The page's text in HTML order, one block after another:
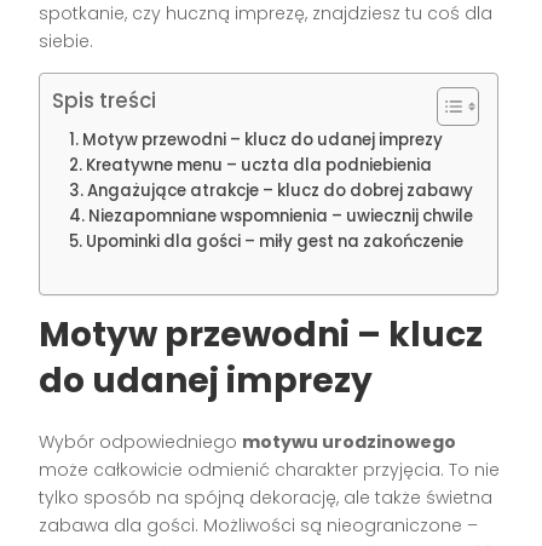
spotkanie, czy huczną imprezę, znajdziesz tu coś dla
siebie.
Spis treści
Motyw przewodni – klucz do udanej imprezy
Kreatywne menu – uczta dla podniebienia
Angażujące atrakcje – klucz do dobrej zabawy
Niezapomniane wspomnienia – uwiecznij chwile
Upominki dla gości – miły gest na zakończenie
Motyw przewodni – klucz
do udanej imprezy
Wybór odpowiedniego motywu urodzinowego
może całkowicie odmienić charakter przyjęcia. To nie
tylko sposób na spójną dekorację, ale także świetna
zabawa dla gości. Możliwości są nieograniczone –